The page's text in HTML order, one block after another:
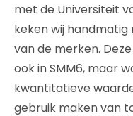
met de Universiteit
keken wij handmatig
van de merken.
ook in SMM6, maar
kwantitatieve
gebruik maken van